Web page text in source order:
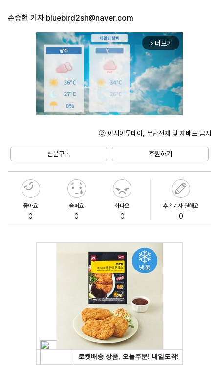
손승현 기자 bluebird2sh@naver.com
arrow_forward_ios 더보기
ⓒ 아시아투데이, 무단전재 및 재배포 금지
신문구독 후원하기
좋아요
0
슬퍼요
0
화나요
0
후속기사 원해요
0